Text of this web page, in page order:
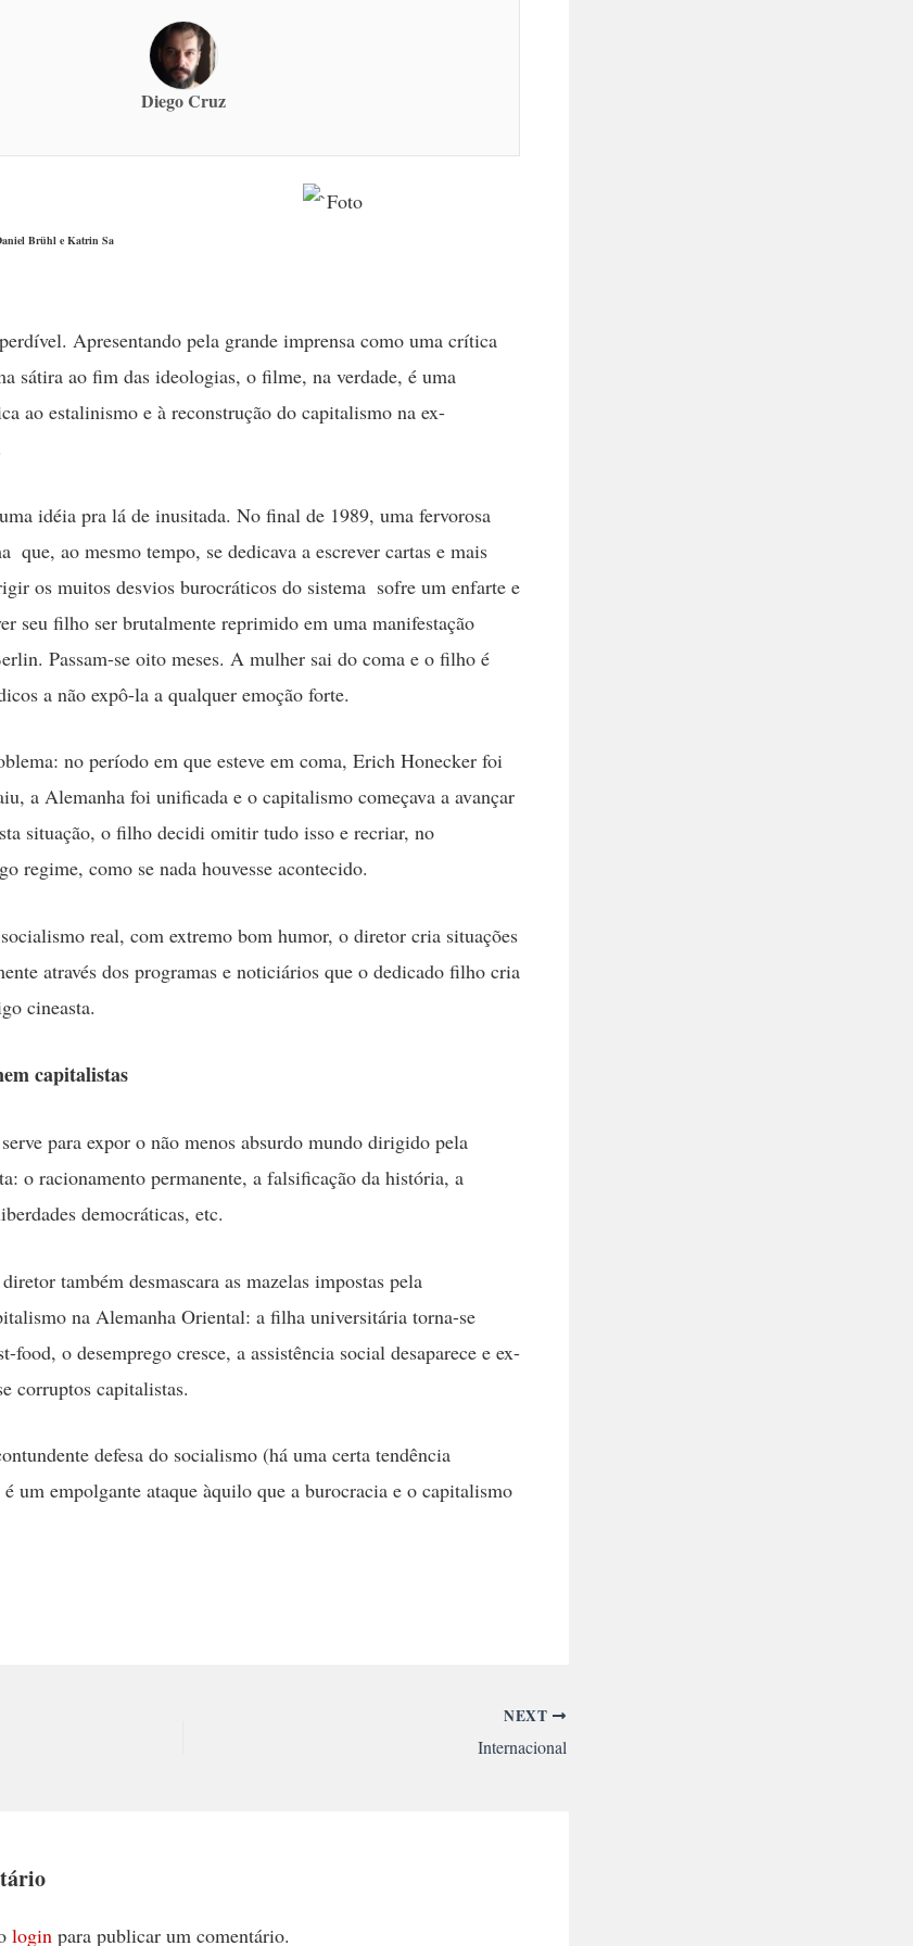
Diego Cruz
Brühl e Katrin Sa
Apresentando pela grande imprensa como uma crítica
sátira ao fim das ideologias, o filme, na verdade, é uma
ao estalinismo e à reconstrução do capitalismo na ex-
idéia pra lá de inusitada. No final de 1989, uma fervorosa
 que, ao mesmo tempo, se dedicava a escrever cartas e mais
os muitos desvios burocráticos do sistema  sofre um enfarte e
seu filho ser brutalmente reprimido em uma manifestação
Passam-se oito meses. A mulher sai do coma e o filho é
a não expô-la a qualquer emoção forte.
no período em que esteve em coma, Erich Honecker foi
a Alemanha foi unificada e o capitalismo começava a avançar
situação, o filho decidi omitir tudo isso e recriar, no
regime, como se nada houvesse acontecido.
real, com extremo bom humor, o diretor cria situações
através dos programas e noticiários que o dedicado filho cria
cineasta.
capitalistas
para expor o não menos absurdo mundo dirigido pela
o racionamento permanente, a falsificação da história, a
democráticas, etc.
também desmascara as mazelas impostas pela
na Alemanha Oriental: a filha universitária torna-se
food, o desemprego cresce, a assistência social desaparece e ex-
corruptos capitalistas.
defesa do socialismo (há uma certa tendência
um empolgante ataque àquilo que a burocracia e o capitalismo
NEXT
Internacional
login para publicar um comentário.